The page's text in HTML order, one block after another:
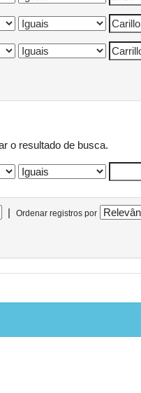
o resultado de busca.
| Ordenar registros por